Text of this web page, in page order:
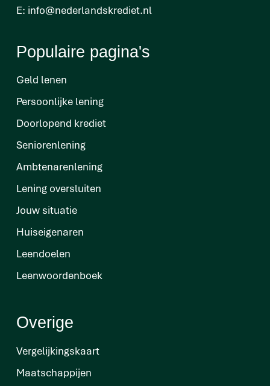
E: info@nederlandskrediet.nl
Populaire pagina's
Geld lenen
Persoonlijke lening
Doorlopend krediet
Seniorenlening
Ambtenarenlening
Lening oversluiten
Jouw situatie
Huiseigenaren
Leendoelen
Leenwoordenboek
Overige
Vergelijkingskaart
Maatschappijen